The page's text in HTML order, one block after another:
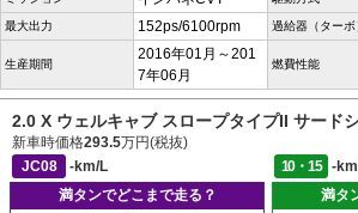
最大出力 152ps/6100rpm 過給器（ターボ
生産期間
2016年01月～201
7年06月
燃費性能
2.0 X ウェルキャブ スロープタイプII サード
新車時価格293.5万円(税抜)
JC08
-km/L 10・15
-
満タンでどこまで走る？
満タ